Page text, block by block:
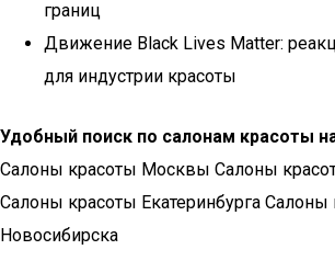
границ
Движение Black Lives Matter:
для индустрии красоты
Удобный поиск по салонам красоты
Салоны красоты Москвы Салоны
Салоны красоты Екатеринбурга Салоны
Новосибирска